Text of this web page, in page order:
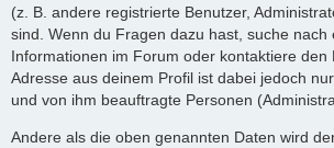
(z. B. andere registrierte Benutzer,
sind. Wenn du Fragen dazu hast, suche nach
Informationen im Forum oder kontaktiere den
Adresse aus deinem Profil ist dabei jedoch
und von ihm beauftragte Personen
Andere als die oben genannten Daten wird